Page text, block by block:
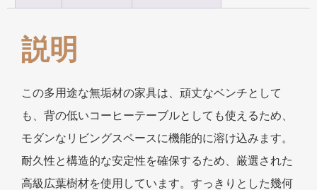
説明
この多用途な無垢材の家具は、頑丈なベンチとして
も、背の低いコーヒーテーブルとしても使えるため、
モダンなリビングスペースに機能的に溶け込みます。
耐久性と構造的な安定性を確保するため、厳選された
高級広葉樹材を使用しています。すっきりとした幾何